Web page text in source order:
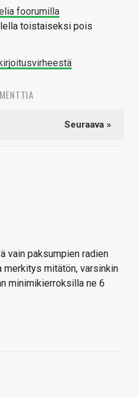
foorumilla
toistaiseksi pois
Seuraava »
vain paksumpien radien
merkitys mitätön, varsinkin
minimikierroksilla ne 6